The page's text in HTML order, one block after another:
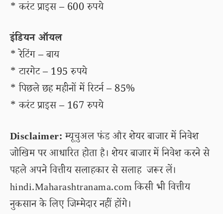
* करंट प्राइस – 600 रुपये
इंडियन ऑयल
* रेटिंग – बाय
* टारगेट – 195 रुपये
* पिछले छह महीनों में रिटर्न – 85%
* करंट प्राइस – 167 रुपये
Disclaimer:म्यूचुअल फंड और शेयर बाजार में निवेश
जोखिम पर आधारित होता है। शेयर बाजार में निवेश करने से
पहले अपने वित्तीय सलाहकार से सलाह जरूर लें।
hindi.Maharashtranama.com किसी भी वित्तीय
नुकसान के लिए जिम्मेदार नहीं होंगे।